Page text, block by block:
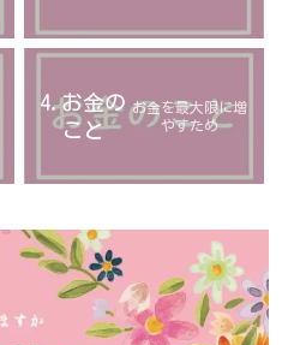
4.お金の
こと
お金を最大限に増
やすため